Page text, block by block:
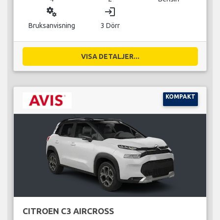
miscellaneous_services
Bruksanvisning
login
3 Dörr
VISA DETALJER...
KOMPAKT
CITROEN C3 AIRCROSS